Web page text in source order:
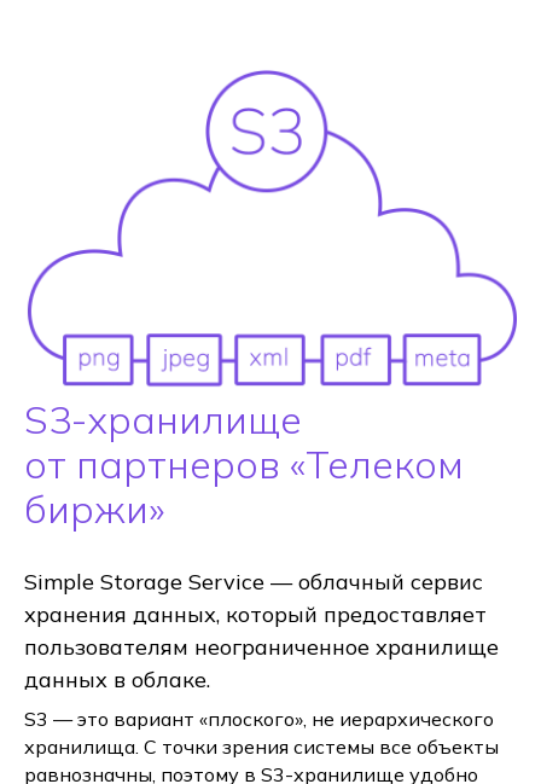
S3-хранилище
от партнеров «Телеком
биржи»
Simple Storage Service — облачный сервис
хранения данных, который предоставляет
пользователям неограниченное хранилище
данных в облаке.
S3 — это вариант «плоского», не иерархического
хранилища. С точки зрения системы все объекты
равнозначны, поэтому в S3-хранилище удобно